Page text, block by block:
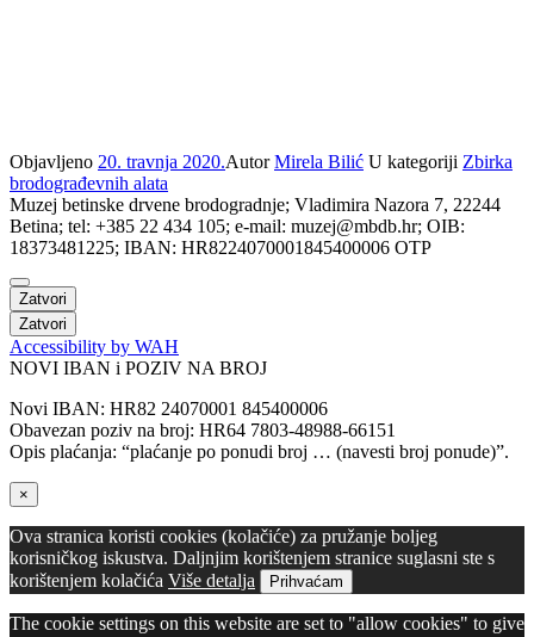
Objavljeno 20. travnja 2020.AutorMirela Bilić U kategoriji Zbirka
brodograđevnih alata
Muzej betinske drvene brodogradnje; Vladimira Nazora 7, 22244
Betina; tel: +385 22 434 105; e-mail: muzej@mbdb.hr; OIB:
18373481225; IBAN: HR8224070001845400006 OTP
Zatvori
Zatvori
Accessibility by WAH
NOVI IBAN i POZIV NA BROJ
Novi IBAN: HR82 24070001 845400006
Obavezan poziv na broj: HR64 7803-48988-66151
Opis plaćanja: “plaćanje po ponudi broj … (navesti broj ponude)”.
×
Ova stranica koristi cookies (kolačiće) za pružanje boljeg
korisničkog iskustva. Daljnjim korištenjem stranice suglasni ste s
korištenjem kolačića Više detalja Prihvaćam
The cookie settings on this website are set to "allow cookies" to give